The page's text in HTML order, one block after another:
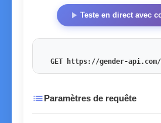
play_arrow Teste en direct avec
GET https://gender-api.com/
listParamètres de requête